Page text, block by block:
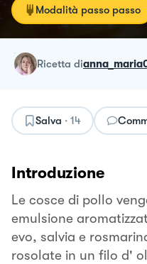
Modalità passo passo
ricetta di
Salva · 14
Introduzione
Le cosce di pollo
emulsione
evo, salvia e
rosolate in un filo d'